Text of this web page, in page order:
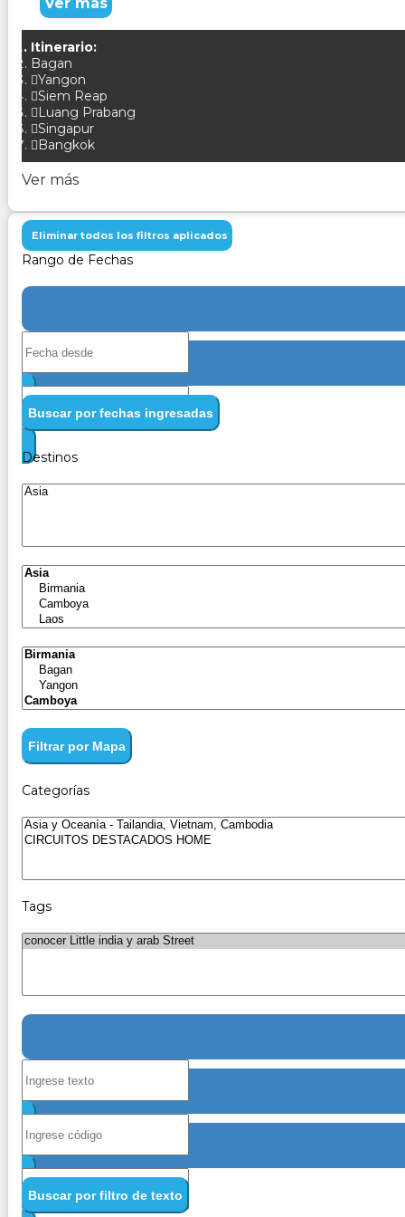
Itinerario:
Bagan
Yangon
Siem Reap
Luang Prabang
Singapur
Bangkok
Ver más
Eliminar todos los filtros aplicados
Rango de Fechas
Buscar por fechas ingresadas
Destinos
Filtrar por Mapa
Categorías
Tags
Buscar por filtro de texto